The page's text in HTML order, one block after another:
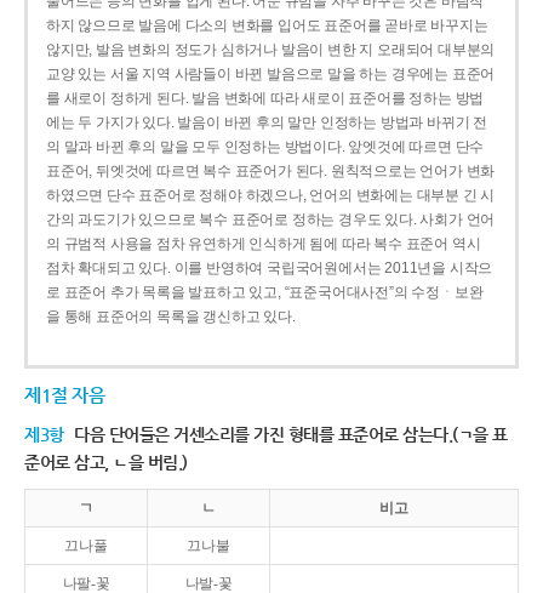
하지 않으므로 발음에 다소의 변화를 입어도 표준어를 곧바로 바꾸지는
않지만, 발음 변화의 정도가 심하거나 발음이 변한 지 오래되어 대부분의
교양 있는 서울 지역 사람들이 바뀐 발음으로 말을 하는 경우에는 표준어
를 새로이 정하게 된다. 발음 변화에 따라 새로이 표준어를 정하는 방법
에는 두 가지가 있다. 발음이 바뀐 후의 말만 인정하는 방법과 바뀌기 전
의 말과 바뀐 후의 말을 모두 인정하는 방법이다. 앞엣것에 따르면 단수
표준어, 뒤엣것에 따르면 복수 표준어가 된다. 원칙적으로는 언어가 변화
하였으면 단수 표준어로 정해야 하겠으나, 언어의 변화에는 대부분 긴 시
간의 과도기가 있으므로 복수 표준어로 정하는 경우도 있다. 사회가 언어
의 규범적 사용을 점차 유연하게 인식하게 됨에 따라 복수 표준어 역시
점차 확대되고 있다. 이를 반영하여 국립국어원에서는 2011년을 시작으
로 표준어 추가 목록을 발표하고 있고, “표준국어대사전”의 수정ㆍ보완
을 통해 표준어의 목록을 갱신하고 있다.
제1절 자음
제3항 다음 단어들은 거센소리를 가진 형태를 표준어로 삼는다.(ㄱ을 표
준어로 삼고, ㄴ을 버림.)
ㄱ ㄴ 비고
끄나풀 끄나불
나팔-꽃 나발-꽃